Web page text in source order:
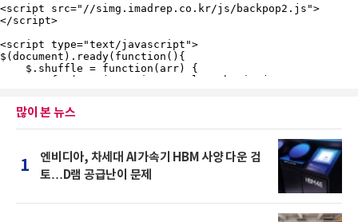
많이 본 뉴스
1
엔비디아, 차세대 AI가속기 HBM 사양 다운 검
토…D램 공급난이 문제